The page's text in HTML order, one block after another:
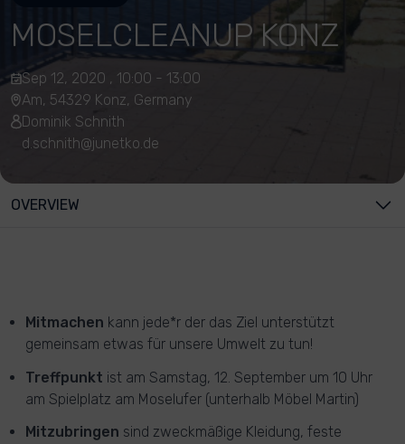
MOSELCLEANUP KONZ
Sep 12, 2020 , 10:00 - 13:00
Am, 54329 Konz, Germany
Dominik Schnith
d.schnith@junetko.de
OVERVIEW
Mitmachen kann jede*r der das Ziel unterstützt
gemeinsam etwas für unsere Umwelt zu tun!
Treffpunkt ist am Samstag, 12. September um 10 Uhr
am Spielplatz am Moselufer (unterhalb Möbel Martin)
Mitzubringen sind zweckmäßige Kleidung, feste